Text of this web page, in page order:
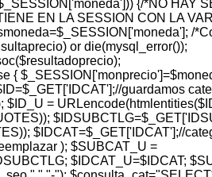
{/*NO HAY
EN LA SESSION CON LA
/
or die(mysql_error());
{
guardamos
=
$IDCAT=$_GET['IDCAT'];//
); $SUBCAT_U =
$IDCAT_U=$IDCAT;